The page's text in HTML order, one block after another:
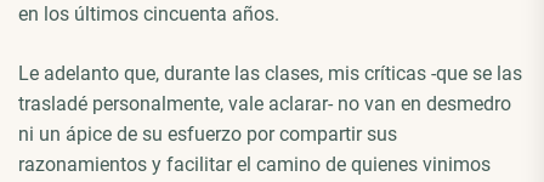
en los últimos cincuenta años.
Le adelanto que, durante las clases, mis críticas -que se las
trasladé personalmente, vale aclarar- no van en desmedro
ni un ápice de su esfuerzo por compartir sus
razonamientos y facilitar el camino de quienes vinimos